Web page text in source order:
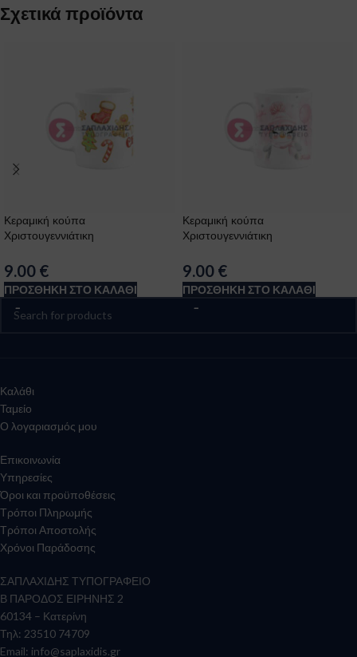
Σχετικά προϊόντα
Κεραμική κούπα
Χριστουγεννιάτικη
9.00 €
ΠΡΟΣΘΉΚΗ ΣΤΟ ΚΑΛΆΘΙ
Κεραμική κούπα
Χριστουγεννιάτικη
9.00 €
ΠΡΟΣΘΉΚΗ ΣΤΟ ΚΑΛΆΘΙ
Καλάθι
Ταμείο
Ο λογαριασμός μου
Επικοινωνία
Υπηρεσίες
Όροι και προϋποθέσεις
Τρόποι Πληρωμής
Τρόποι Αποστολής
Χρόνοι Παράδοσης
ΣΑΠΛΑΧΙΔΗΣ ΤΥΠΟΓΡΑΦΕΙΟ
Β ΠΑΡΟΔΟΣ ΕΙΡΗΝΗΣ 2
60134 – Κατερίνη
Τηλ: 23510 74709
Email: info@saplaxidis.gr